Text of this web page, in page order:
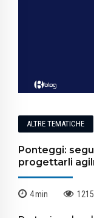
ALTRE TEMATICHE
Ponteggi:
progettarli
4min 1215